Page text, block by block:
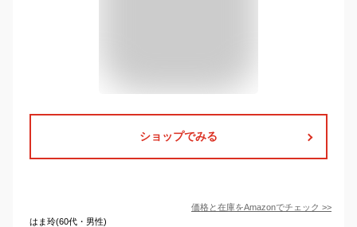
ショップでみる
価格と在庫をAmazonでチェック >>
はま玲(60代・男性)